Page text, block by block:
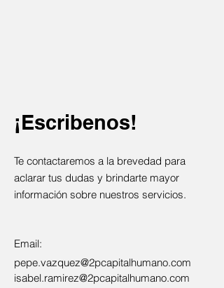
¡Escribenos!
Te contactaremos a la brevedad para
aclarar tus dudas y brindarte mayor
información sobre nuestros servicios.
Email:
pepe.vazquez@2pcapitalhumano.com
isabel.ramirez@2pcapitalhumano.com